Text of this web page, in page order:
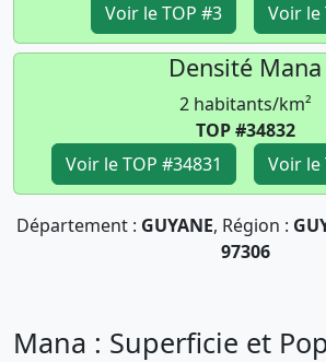
Voir le TOP #3
Voir le
Densité Mana
2 habitants/km²
TOP #34832
Voir le TOP #34831
Voir le
Département : GUYANE, Région :
97306
Mana : Superficie et